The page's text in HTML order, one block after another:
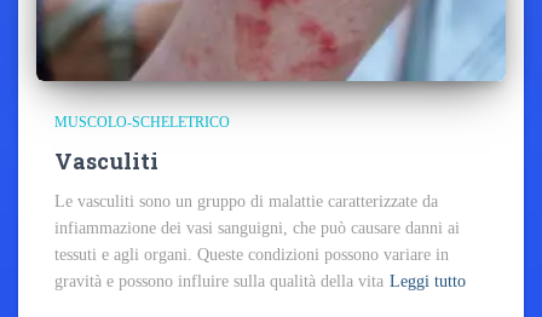
MUSCOLO-SCHELETRICO
Vasculiti
Le vasculiti sono un gruppo di malattie caratterizzate da
infiammazione dei vasi sanguigni, che può causare danni ai
tessuti e agli organi. Queste condizioni possono variare in
gravità e possono influire sulla qualità della vita Leggi tutto